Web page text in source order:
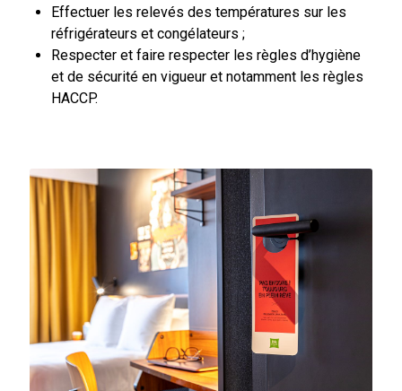
Effectuer les relevés des températures sur les
réfrigérateurs et congélateurs ;
Respecter et faire respecter les règles d’hygiène
et de sécurité en vigueur et notamment les règles
HACCP.